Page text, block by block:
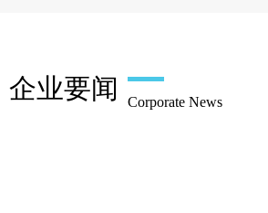
企业要闻 Corporate News